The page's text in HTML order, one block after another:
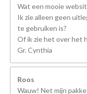
Wat een mooie
Ik zie alleen geen
te gebruiken is?
Of ik zie het over het
Gr. Cynthia
Roos
Wauw! Net mijn